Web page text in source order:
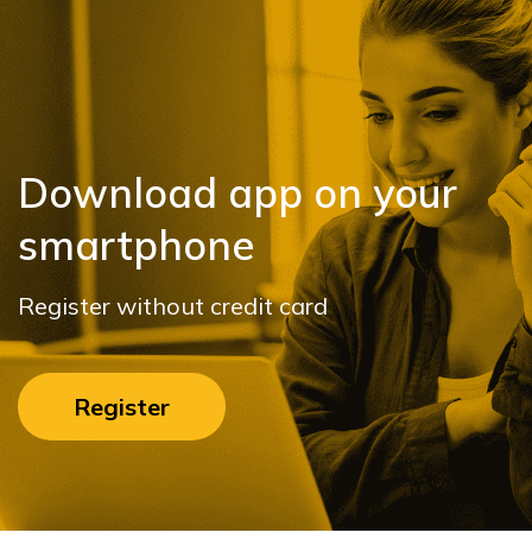
Download app on your
smartphone
Register without credit card
Register